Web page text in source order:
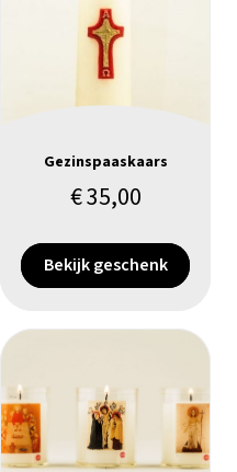
Gezinspaaskaars
€35,00
Bekijk geschenk